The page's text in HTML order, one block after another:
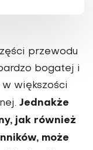
przewodu
bogatej i
większości
Jednakże
jak również
może